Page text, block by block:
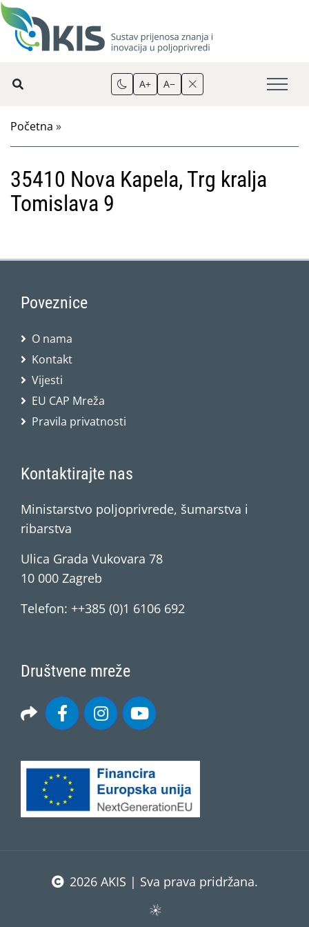
A+ A−
Početna »
35410 Nova Kapela, Trg kralja
Tomislava 9
Poveznice
O nama
Kontakt
Vijesti
EU CAP Mreža
Pravila privatnosti
Kontaktirajte nas
Ministarstvo poljoprivrede, šumarstva i
ribarstva
Ulica Grada Vukovara 78
10 000 Zagreb
Telefon: ++385 (0)1 6106 692
Društvene mreže
2026 AKIS | Sva prava pridržana.